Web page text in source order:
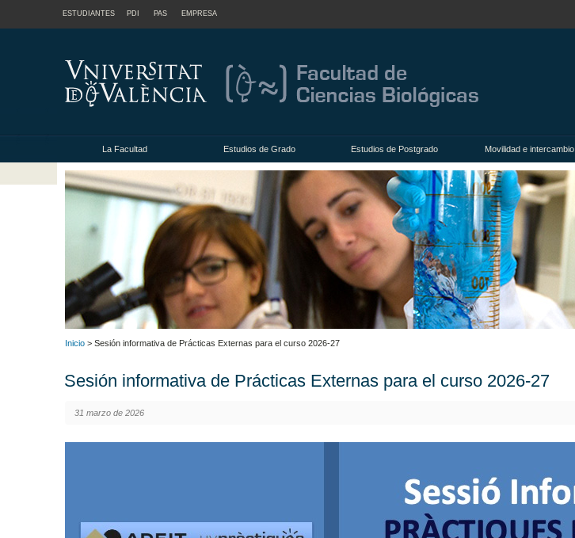
ESTUDIANTES PDI PAS EMPRESA
La Facultad Estudios de Grado Estudios de Postgrado Movilidad e intercambio
Inicio > Sesión informativa de Prácticas Externas para el curso 2026-27
Sesión informativa de Prácticas Externas para el curso 2026-27
31 marzo de 2026